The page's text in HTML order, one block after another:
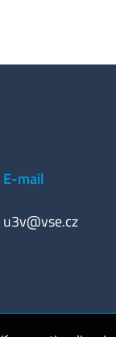
E-mail
u3v@vse.cz